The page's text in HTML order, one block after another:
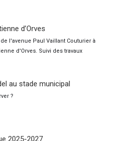
d’Orves
l'avenue Paul Vaillant Couturier à
d'Orves. Suivi des travaux
au stade municipal
?
2025-2027